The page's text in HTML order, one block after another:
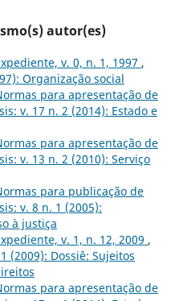
autor(es)
v. 0, n. 1, 1997 ,
Organização social
para apresentação de
v. 17 n. 2 (2014): Estado e
para apresentação de
v. 13 n. 2 (2010): Serviço
para publicação de
v. 8 n. 1 (2005):
à justiça
v. 1, n. 12, 2009 ,
(2009): Dossiê: Sujeitos
para apresentação de